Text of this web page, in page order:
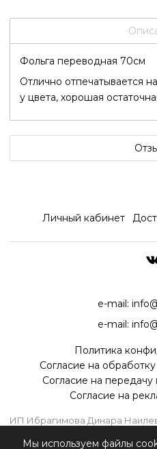
Фольга переводная 70см
Отлично отпечатывается
у цвета, хорошая
Личный кабинет
e-mail:
e-mail:
Политика
Согласие на
Согласие на
Согласие на
ИП Ибрагимова Динара
Мы используем файлы